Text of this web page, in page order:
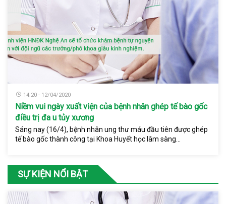
14:20 - 12/04/2020
Niềm vui ngày xuất viện của bệnh nhân ghép tế bào gốc
điều trị đa u tủy xương
Sáng nay (16/4), bệnh nhân ung thư máu đầu tiên được ghép
tế bào gốc thành công tại Khoa Huyết học lâm sàng...
SỰ KIỆN NỔI BẬT